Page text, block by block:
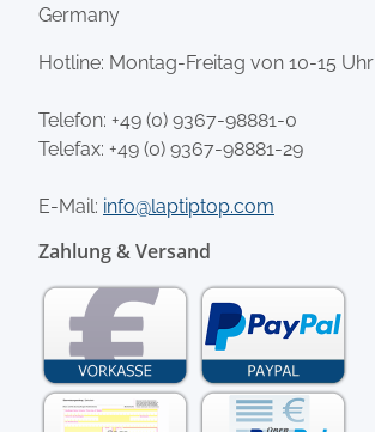
Germany
Hotline: Montag-Freitag von 10-15 Uhr
Telefon: +49 (0) 9367-98881-0
Telefax: +49 (0) 9367-98881-29
E-Mail: info@laptiptop.com
Zahlung & Versand